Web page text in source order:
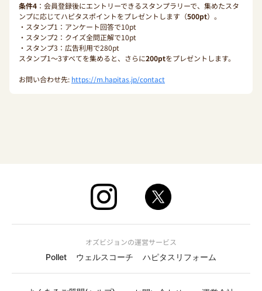
条件4 ：会員登録後にエントリーできるスタンプラリーで、集めたスタ
ンプに応じてハピタスポイントをプレゼントします（500pt）。
・スタンプ1：アンケート回答で10pt
・スタンプ2：クイズ全問正解で10pt
・スタンプ3：広告利用で280pt
スタンプ1〜3すべてを集めると、さらに200ptをプレゼントします。
お問い合わせ先: https://m.hapitas.jp/contact
オズビジョンの運営サービス
Pollet
ウェルスコーチ ハピタスリフォーム